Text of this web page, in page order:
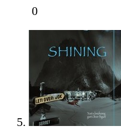
0